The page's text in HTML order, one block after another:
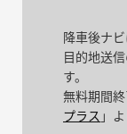
降車後ナ
目的地送
す。
無料期間終
プラス 」